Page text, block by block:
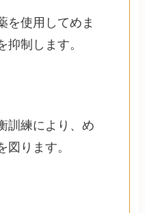
を使用してめま
抑制します。
訓練により、め
図ります。